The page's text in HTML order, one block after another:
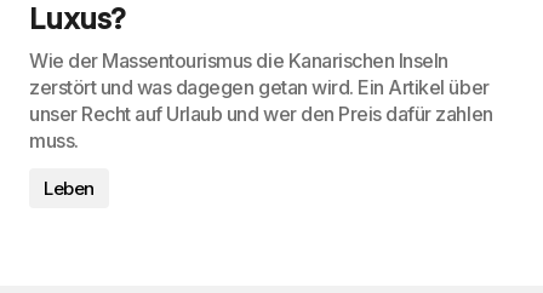
Luxus?
Wie der Massentourismus die Kanarischen Inseln
zerstört und was dagegen getan wird. Ein Artikel über
unser Recht auf Urlaub und wer den Preis dafür zahlen
muss.
Leben